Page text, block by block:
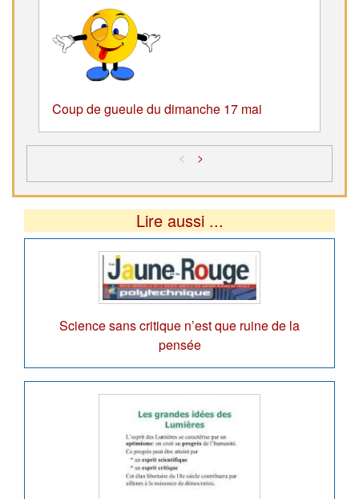
Coup de gueule du dimanche 17 mai
< >
Lire aussi ...
Science sans critique n’est que ruine de la
pensée